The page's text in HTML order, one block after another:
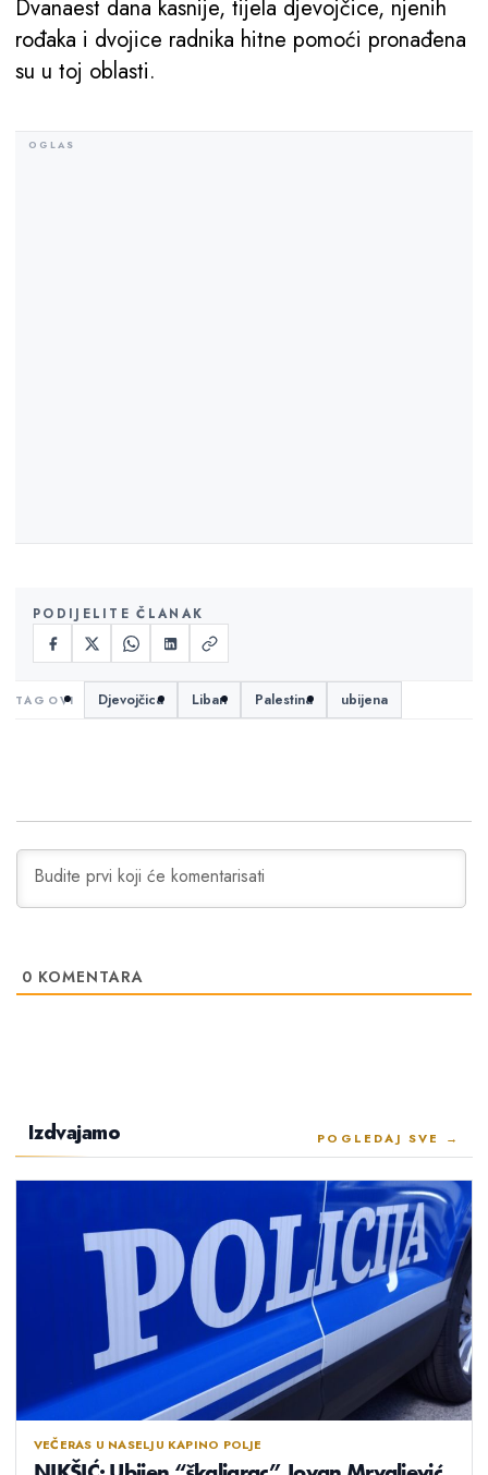
Dvanaest dana kasnije, tijela djevojčice, njenih
rođaka i dvojice radnika hitne pomoći pronađena
su u toj oblasti.
PODIJELITE ČLANAK
Djevojčica Liban Palestina ubijena
0 KOMENTARA
Izdvajamo POGLEDAJ SVE →
VEČERAS U NASELJU KAPINO POLJE